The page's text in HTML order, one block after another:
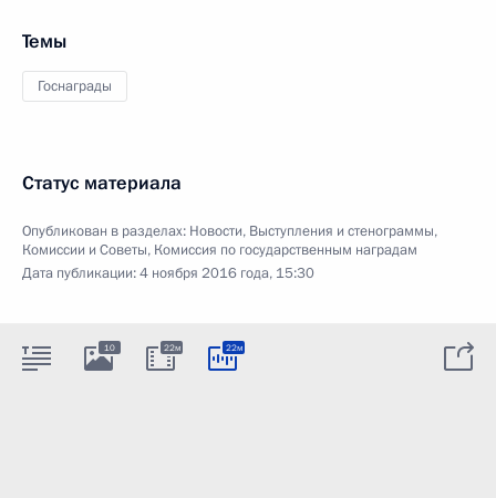
Темы
Госнаграды
Статус материала
Опубликован в разделах: Новости, Выступления и стенограммы,
Комиссии и Советы, Комиссия по государственным наградам
Дата публикации:4 ноября 2016 года, 15:30
10 22м 22м